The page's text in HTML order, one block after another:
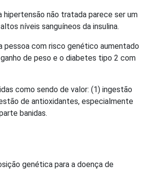
não tratada parece ser um
níveis sanguíneos da insulina.
pessoa com risco genético aumentado
de peso e o diabetes tipo 2 com
como sendo de valor: (1) ingestão
de antioxidantes, especialmente
banidas.
genética para a doença de